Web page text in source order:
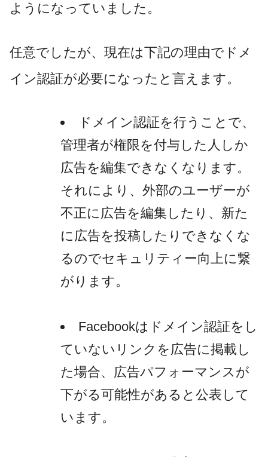
ようになっていました。
任意でしたが、現在は下記の理由でドメ
イン認証が必要になったと言えます。
ドメイン認証を行うことで、
管理者が権限を付与した人しか
広告を編集できなくなります。
それにより、外部のユーザーが
不正に広告を編集したり、新た
に広告を投稿したりできなくな
るのでセキュリティー向上に繋
がります。
Facebookはドメイン認証をし
ていないリンクを広告に掲載し
た場合、広告パフォーマンスが
下がる可能性があると公表して
います。